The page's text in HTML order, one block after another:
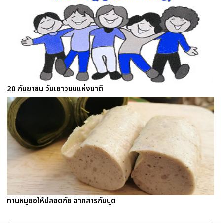
20 กันยายน วันเยาวชนแห่งชาติ
ทานหมูยอให้ปลอดภัย จากสารกันบูด